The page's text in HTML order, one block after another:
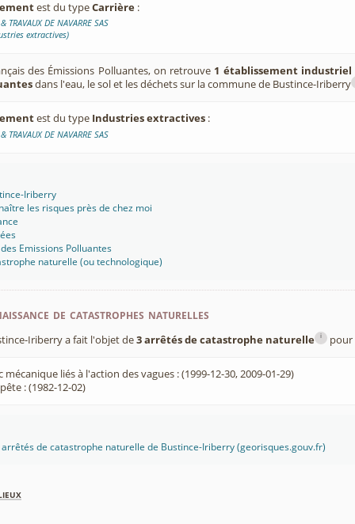
est du typeCarrière :
TRAVAUX DE NAVARRE SAS
extractives)
des Émissions Polluantes, on retrouve 1 établissement
dans l'eau, le sol et les déchets sur la commune de Bustince-Iriberry
est du type Industries extractives :
TRAVAUX DE NAVARRE SAS
Iriberry
les risques près de chez moi
Emissions Polluantes
naturelle (ou technologique)
de catastrophes naturelles
Iriberry a fait l'objet de3 arrêtés de catastrophe naturelle i pour
liés à l'action des vagues : (1999-12-30, 2009-01-29)
: (1982-12-02)
de catastrophe naturelle de Bustince-Iriberry (georisques.gouv.fr)